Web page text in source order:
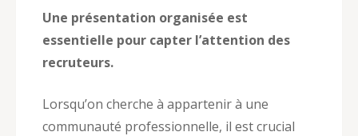
Une présentation organisée est
essentielle pour capter l’attention des
recruteurs.
Lorsqu’on cherche à appartenir à une
communauté professionnelle, il est crucial